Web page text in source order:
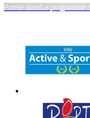
Publié dansLe programme